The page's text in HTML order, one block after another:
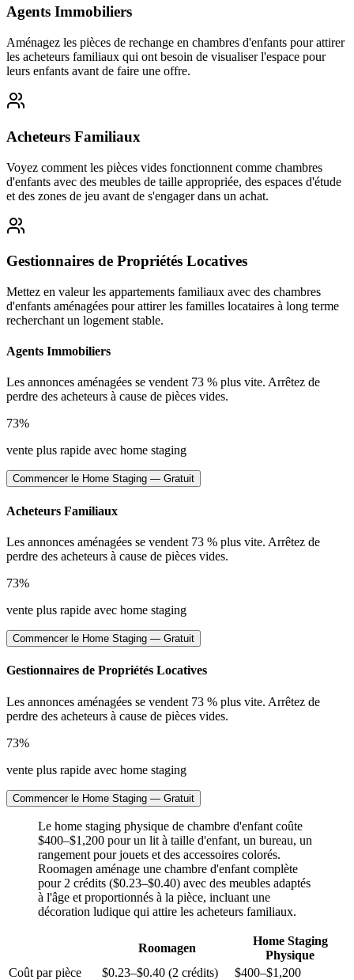
Agents Immobiliers
Aménagez les pièces de rechange en chambres d'enfants pour attirer
les acheteurs familiaux qui ont besoin de visualiser l'espace pour
leurs enfants avant de faire une offre.
Acheteurs Familiaux
Voyez comment les pièces vides fonctionnent comme chambres
d'enfants avec des meubles de taille appropriée, des espaces d'étude
et des zones de jeu avant de s'engager dans un achat.
Gestionnaires de Propriétés Locatives
Mettez en valeur les appartements familiaux avec des chambres
d'enfants aménagées pour attirer les familles locataires à long terme
recherchant un logement stable.
Agents Immobiliers
Les annonces aménagées se vendent 73 % plus vite. Arrêtez de
perdre des acheteurs à cause de pièces vides.
73%
vente plus rapide avec home staging
Commencer le Home Staging — Gratuit
Acheteurs Familiaux
Les annonces aménagées se vendent 73 % plus vite. Arrêtez de
perdre des acheteurs à cause de pièces vides.
73%
vente plus rapide avec home staging
Commencer le Home Staging — Gratuit
Gestionnaires de Propriétés Locatives
Les annonces aménagées se vendent 73 % plus vite. Arrêtez de
perdre des acheteurs à cause de pièces vides.
73%
vente plus rapide avec home staging
Commencer le Home Staging — Gratuit
Le home staging physique de chambre d'enfant coûte
$400–$1,200 pour un lit à taille d'enfant, un bureau, un
rangement pour jouets et des accessoires colorés.
Roomagen aménage une chambre d'enfant complète
pour 2 crédits ($0.23–$0.40) avec des meubles adaptés
à l'âge et proportionnés à la pièce, incluant une
décoration ludique qui attire les acheteurs familiaux.
Roomagen
Home Staging
Physique
Coût par pièce
$0.23–$0.40 (2 crédits)
$400–$1,200